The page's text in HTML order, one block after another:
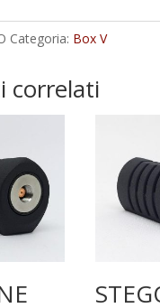
Categoria: Box V
correlati